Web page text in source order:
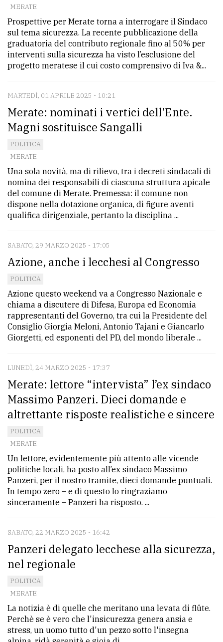
MERATE
Prospettive per Merate torna a interrogare il Sindaco
sul tema sicurezza. La recente pubblicazione della
graduatoria del contributo regionale fino al 50% per
interventi sulla sicurezza ha visto l’esclusione del
progetto meratese il cui costo comprensivo di Iva &...
MARTEDÌ, 01 APRILE 2025 - 10:21
Merate: nominati i vertici dell'Ente.
Magni sostituisce Sangalli
POLITICA
MERATE
Una sola novità, ma di rilievo, tra i decreti sindacali di
nomina dei responsabili di ciascuna struttura apicale
del comune di Merate. Premessa: il comune non
dispone nella dotazione organica, di figure aventi
qualifica dirigenziale, pertanto la disciplina ...
SABATO, 29 MARZO 2025 - 17:05
Azione, anche i lecchesi al Congresso
POLITICA
Azione questo weekend va a Congresso Nazionale e
chiama a discutere di Difesa, Europa ed Economia
rappresentanti del Governo, tra cui la Presidente del
Consiglio Giorgia Meloni, Antonio Tajani e Giancarlo
Giorgetti, ed esponenti del PD, del mondo liberale ...
LUNEDÌ, 24 MARZO 2025 - 17:37
Merate: lettore “intervista” l’ex sindaco
Massimo Panzeri. Dieci domande e
altrettante risposte realistiche e sincere
POLITICA
MERATE
Un lettore, evidentemente più attento alle vicende
politiche locali, ha posto all’ex sindaco Massimo
Panzeri, per il nostro tramite, dieci domande puntuali.
In tempo zero – e di questo lo ringraziamo
sinceramente – Panzeri ha risposto. ...
SABATO, 22 MARZO 2025 - 16:42
Panzeri delegato lecchese alla sicurezza,
nel regionale
POLITICA
MERATE
La notizia è di quelle che meritano una levata di flûte.
Perchè se è vero che l'insicurezza genera ansia e
stress, un uomo tutto d'un pezzo sotto l'insegna